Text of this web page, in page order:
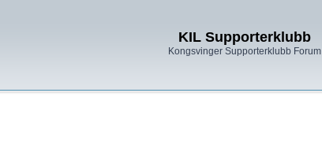
KIL Supporterklubb
Kongsvinger Supporterklubb Forum